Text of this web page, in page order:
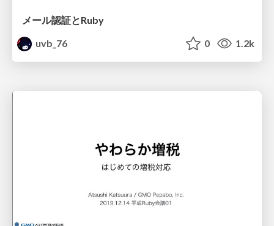
メール認証とRuby
uvb_76
0 1.2k